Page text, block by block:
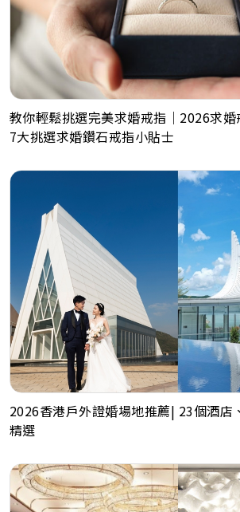
教你輕鬆挑選完美求婚戒指｜2026求婚
7大挑選求婚鑽石戒指小貼士
2026香港戶外證婚場地推薦| 23個酒店
精選